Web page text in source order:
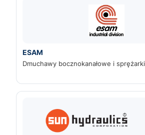
ESAM
Dmuchawy bocznokanałowe i